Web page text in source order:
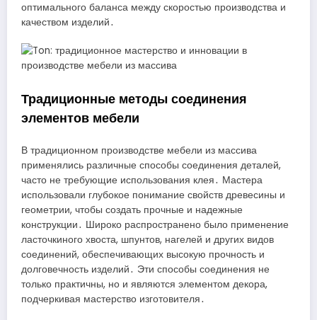
оптимального баланса между скоростью производства и
качеством изделий․
Традиционные методы соединения
элементов мебели
В традиционном производстве мебели из массива
применялись различные способы соединения деталей,
часто не требующие использования клея․ Мастера
использовали глубокое понимание свойств древесины и
геометрии, чтобы создать прочные и надежные
конструкции․ Широко распространено было применение
ласточкиного хвоста, шпунтов, нагелей и других видов
соединений, обеспечивающих высокую прочность и
долговечность изделий․ Эти способы соединения не
только практичны, но и являются элементом декора,
подчеркивая мастерство изготовителя․